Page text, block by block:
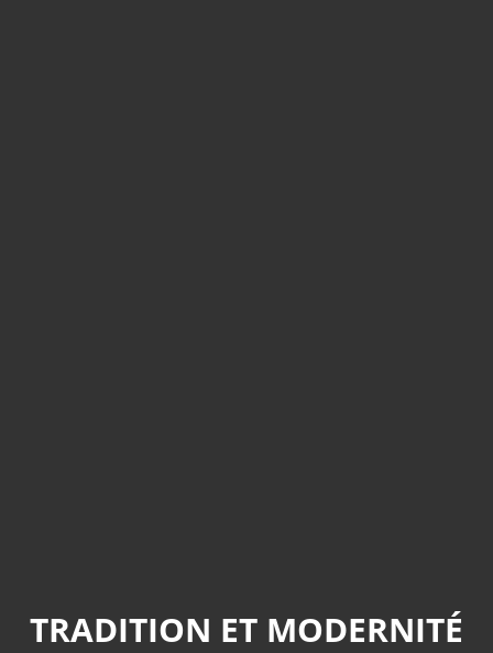
TRADITION ET MODERNITÉ